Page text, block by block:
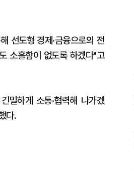
선도형 경제·금융으로의 전
소홀함이 없도록 하겠다"고
밀하게 소통·협력해 나가겠
다.